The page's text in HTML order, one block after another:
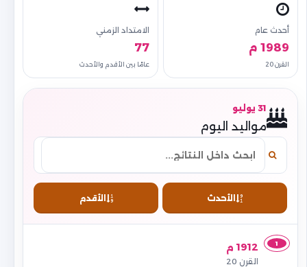
أحدث عام
1989 م
القرن 20
الامتداد الزمني
77
عامًا بين الأقدم والأحدث
31 يوليو
مواليد اليوم
الأحدث الأقدم
1 1912 م
القرن 20